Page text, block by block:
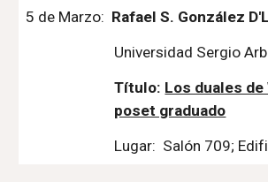
5 de Marzo: Rafael S. González
Universidad Sergio
Título: Los duales de
poset graduado
Lugar:  Salón 709;